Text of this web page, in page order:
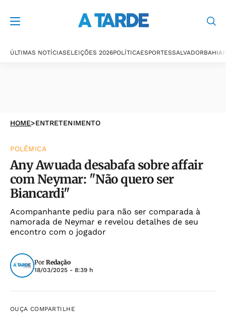
ÚLTIMAS NOTÍCIASELEIÇÕES 2026POLÍTICAESPORTESSALVADORBAHIA
HOME>ENTRETENIMENTO
POLÊMICA
Any Awuada desabafa sobre affair
com Neymar: "Não quero ser
Biancardi"
Acompanhante pediu para não ser comparada à
namorada de Neymar e revelou detalhes de seu
encontro com o jogador
Por Redação
18/03/2025 - 8:39 h
OUÇA COMPARTILHE